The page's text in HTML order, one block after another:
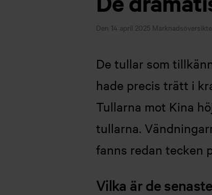
Den 14 april 2025
De tullar som
hade precis trätt i
Tullarna mot Kina
tullarna.
fanns redan tecken
Vilka är de